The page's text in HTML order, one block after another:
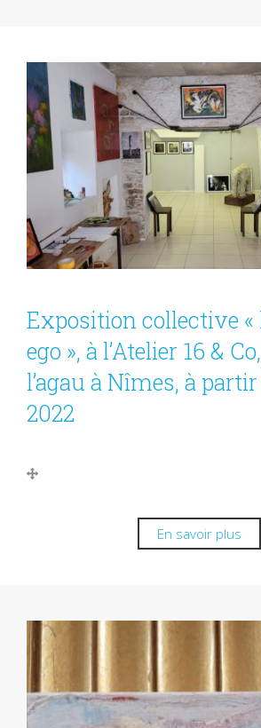
Exposition collective «
ego », à l’Atelier 16 &
l’agau à Nîmes, à
2022
En savoir plus